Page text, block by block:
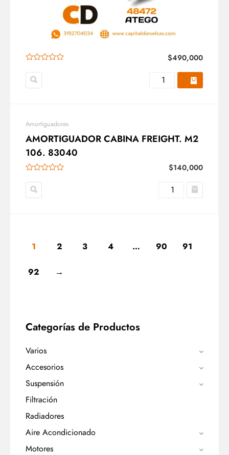
$490,000
Amortiguadores
AMORTIGUADOR CABINA FREIGHT. M2
106. 83040
$140,000
1 2 3 4 … 90 91
92 →
Categorías de Productos
Varios
Accesorios
Suspensión
Filtración
Radiadores
Aire Acondicionado
Motores